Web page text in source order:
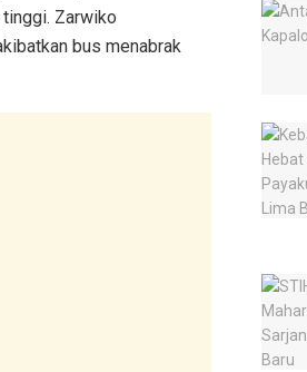
tinggi. Zarwiko
bus menabrak